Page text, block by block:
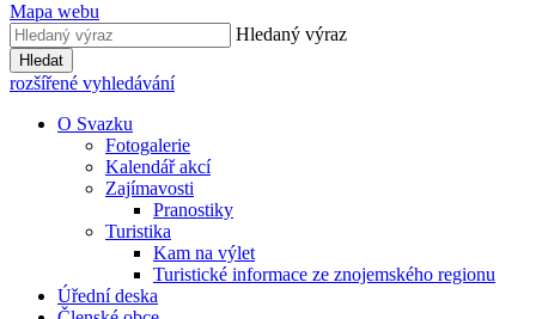
Mapa webu
Hledaný výraz
Hledat
rozšířené vyhledávání
O Svazku
Fotogalerie
Kalendář akcí
Zajímavosti
Pranostiky
Turistika
Kam na výlet
Turistické informace ze znojemského regionu
Úřední deska